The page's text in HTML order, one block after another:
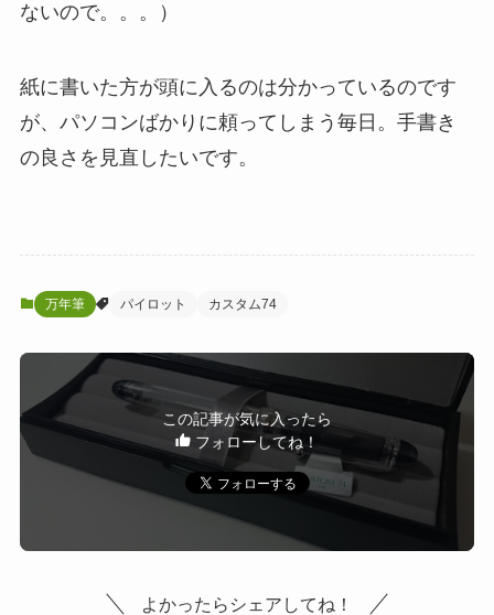
ないので。。。）
紙に書いた方が頭に入るのは分かっているのです
が、パソコンばかりに頼ってしまう毎日。手書き
の良さを見直したいです。
万年筆 パイロット カスタム74
この記事が気に入ったら
フォローしてね！
よかったらシェアしてね！